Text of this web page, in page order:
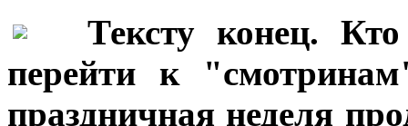
Тексту конец.
перейти к
праздничная неделя